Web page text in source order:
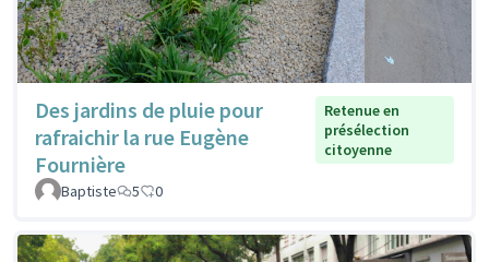
Des jardins de pluie pour
rafraichir la rue Eugène
Fournière
Retenue en
présélection
citoyenne
Baptiste 5 0